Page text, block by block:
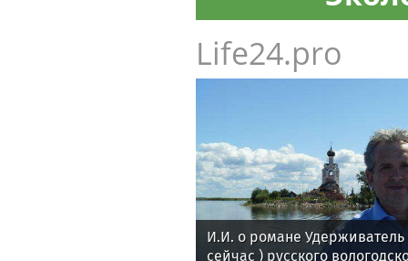
Life24.pro
И.И. о романе
сейчас ) русского